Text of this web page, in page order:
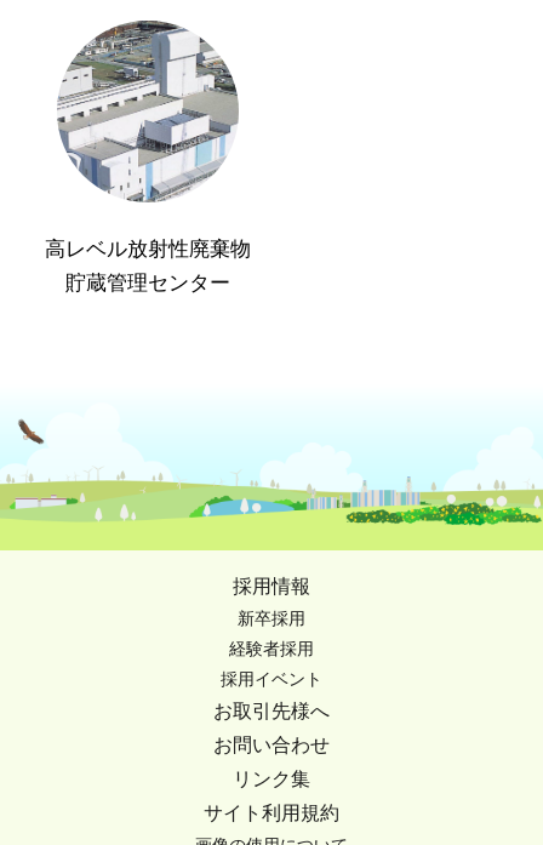
高レベル放射性廃棄物
貯蔵管理センター
採用情報
新卒採用
経験者採用
採用イベント
お取引先様へ
お問い合わせ
リンク集
サイト利用規約